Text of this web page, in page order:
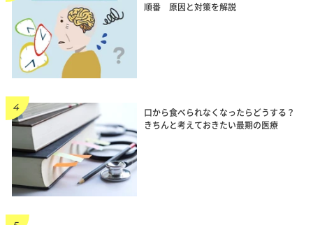
順番 原因と対策を解説
口から食べられなくなったらどうする？
きちんと考えておきたい最期の医療